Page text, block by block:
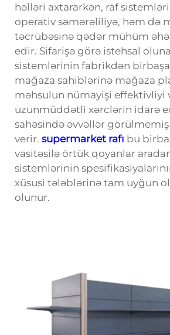
həlləri axtararkən, raf
operativ səmərəliliyə, həm də
təcrübəsinə qədər mühüm
edir. Sifarişə görə istehsal
sistemlərinin fabrikdən birbaşa
mağaza sahiblərinə mağaza
məhsulun nümayişi effektivliyi
uzunmüddətli xərclərin idarə
sahəsində əvvəllər görülmemiş
verir. supermarket rafı bu
vasitəsilə örtük qoyanlar aradan
sistemlərinin
xüsusi tələblərinə tam uyğun
olunur.